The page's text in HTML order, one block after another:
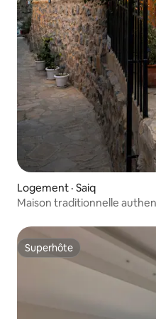
Logement · Saiq
Maison traditionnelle
Superhôte
Superhôte